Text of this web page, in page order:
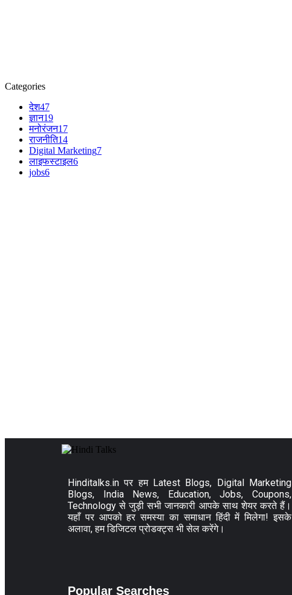
Categories
देश47
ज्ञान19
मनोरंजन17
राजनीति14
Digital Marketing7
लाइफस्टाइल6
jobs6
Hinditalks.in पर हम Latest Blogs, Digital Marketing
Blogs, India News, Education, Jobs, Coupons,
Technology से जुड़ी सभी जानकारी आपके साथ शेयर करते हैं।
यहाँ पर आपको हर समस्या का समाधान हिंदी में मिलेगा! इसके
अलावा, हम डिजिटल प्रोडक्ट्स भी सेल करेंगे।
Popular Searches